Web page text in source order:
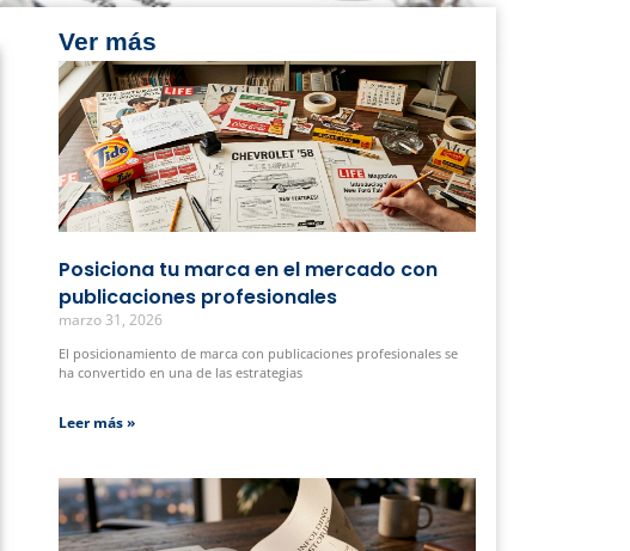
Ver más
Posiciona tu marca en el mercado con
publicaciones profesionales
marzo 31, 2026
El posicionamiento de marca con publicaciones profesionales se
ha convertido en una de las estrategias
Leer más »